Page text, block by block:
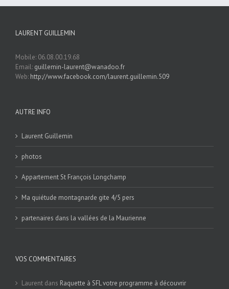
LAURENT GUILLEMIN
Mobile: 06.08.00.19.68
Email: guillemin-laurent@wanadoo.fr
Web: http://www.facebook.com/laurent.guillemin.509
AUTRE INFO
Laurent Guillemin
photos
Appartement St François Longchamp
Ma quiétude montagnarde gite 4/5 pers
partenaires dans la vallées de la Maurienne
VOS COMMENTAIRES
Laurent dans Raquette à SFL votre programme à découvrir